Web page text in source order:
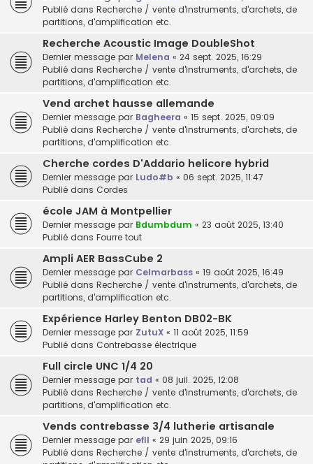
Publié dans Recherche / vente d'instruments, d'archets, de
partitions, d'amplification etc.
Recherche Acoustic Image DoubleShot
Dernier message par Melena « 24 sept. 2025, 16:29
Publié dans Recherche / vente d'instruments, d'archets, de
partitions, d'amplification etc.
Vend archet hausse allemande
Dernier message par Bagheera « 15 sept. 2025, 09:09
Publié dans Recherche / vente d'instruments, d'archets, de
partitions, d'amplification etc.
Cherche cordes D'Addario helicore hybrid
Dernier message par Ludo#b « 06 sept. 2025, 11:47
Publié dans Cordes
école JAM à Montpellier
Dernier message par Bdumbdum « 23 août 2025, 13:40
Publié dans Fourre tout
Ampli AER BassCube 2
Dernier message par Celmarbass « 19 août 2025, 16:49
Publié dans Recherche / vente d'instruments, d'archets, de
partitions, d'amplification etc.
Expérience Harley Benton DB02-BK
Dernier message par ZutuX « 11 août 2025, 11:59
Publié dans Contrebasse électrique
Full circle UNC 1/4 20
Dernier message par tad « 08 juil. 2025, 12:08
Publié dans Recherche / vente d'instruments, d'archets, de
partitions, d'amplification etc.
Vends contrebasse 3/4 lutherie artisanale
Dernier message par efll « 29 juin 2025, 09:16
Publié dans Recherche / vente d'instruments, d'archets, de